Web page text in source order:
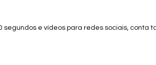
segundos e vídeos para redes sociais, conta